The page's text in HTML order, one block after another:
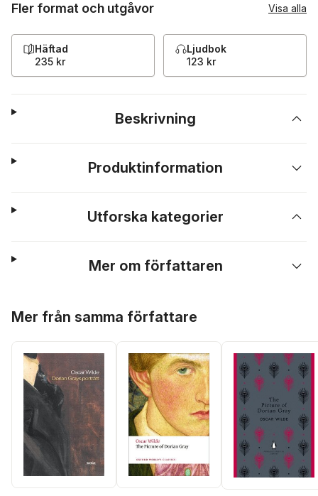
Fler format och utgåvor Visa alla
Häftad
235 kr
Ljudbok
123 kr
Beskrivning
Produktinformation
Utforska kategorier
Mer om författaren
Mer från samma författare